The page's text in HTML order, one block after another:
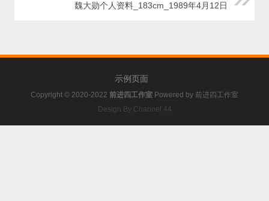
魏大勋个人资料_183cm_1989年4月12日
示例页面
Copyright © 2020-2022 前进四工作室 Powered by 前进四工作室
Design By Channel 44